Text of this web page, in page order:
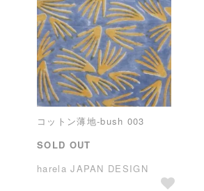
コットン薄地-bush 003
SOLD OUT
harela JAPAN DESIGN